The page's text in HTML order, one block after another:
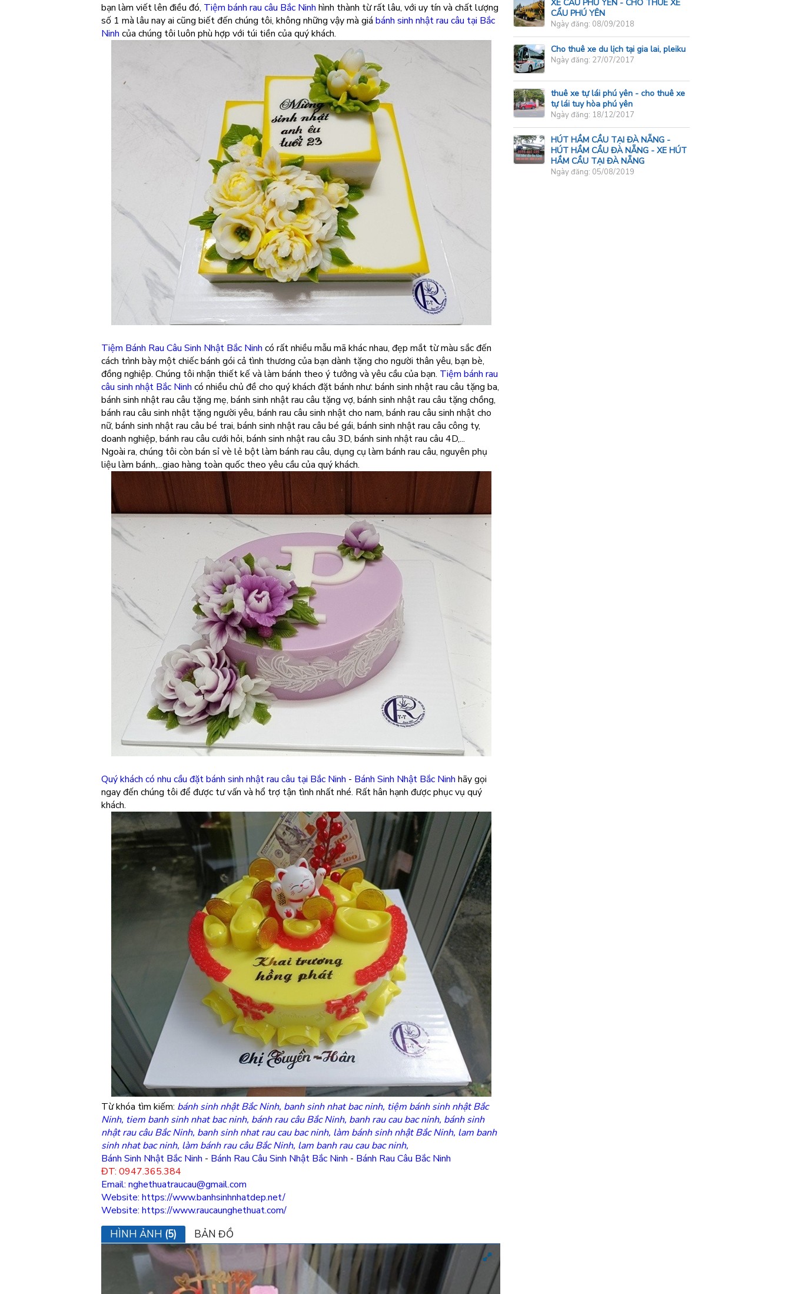
bạn làm viết lên điều đó, Tiệm bánh rau câu Bắc Ninh hình thành từ rất lâu, với uy tín và chất lượng
số 1 mà lâu nay ai cũng biết đến chúng tôi, không những vậy mà giá bánh sinh nhật rau câu tại Bắc
Ninh của chúng tôi luôn phù hợp với túi tiền của quý khách.
Tiệm Bánh Rau Câu Sinh Nhật Bắc Ninh có rất nhiều mẫu mã khác nhau, đẹp mắt từ màu sắc đến
cách trình bày một chiếc bánh gói cả tình thương của bạn dành tặng cho người thân yêu, bạn bè,
đồng nghiệp. Chúng tôi nhận thiết kế và làm bánh theo ý tưởng và yêu cầu của bạn. Tiệm bánh rau
câu sinh nhật Bắc Ninh có nhiều chủ đề cho quý khách đặt bánh như: bánh sinh nhật rau câu tặng ba,
bánh sinh nhật rau câu tặng mẹ, bánh sinh nhật rau câu tặng vợ, bánh sinh nhật rau câu tặng chồng,
bánh rau câu sinh nhật tặng người yêu, bánh rau câu sinh nhật cho nam, bánh rau câu sinh nhật cho
nữ, bánh sinh nhật rau câu bé trai, bánh sinh nhật rau câu bé gái, bánh sinh nhật rau câu công ty,
doanh nghiệp, bánh rau câu cưới hỏi, bánh sinh nhật rau câu 3D, bánh sinh nhật rau câu 4D,...
Ngoài ra, chúng tôi còn bán sỉ vè lẻ bột làm bánh rau câu, dụng cụ làm bánh rau câu, nguyên phụ
liệu làm bánh,...giao hàng toàn quốc theo yêu cầu của quý khách.
Quý khách có nhu cầu đặt bánh sinh nhật rau câu tại Bắc Ninh - Bánh Sinh Nhật Bắc Ninh hãy gọi
ngay đến chúng tôi để được tư vấn và hổ trợ tận tình nhất nhé. Rất hân hạnh được phục vụ quý
khách.
Từ khóa tìm kiếm: bánh sinh nhật Bắc Ninh, banh sinh nhat bac ninh, tiệm bánh sinh nhật Bắc
Ninh, tiem banh sinh nhat bac ninh, bánh rau câu Bắc Ninh, banh rau cau bac ninh, bánh sinh
nhật rau câu Bắc Ninh, banh sinh nhat rau cau bac ninh, làm bánh sinh nhật Bắc Ninh, lam banh
sinh nhat bac ninh, làm bánh rau câu Bắc Ninh, lam banh rau cau bac ninh,
Bánh Sinh Nhật Bắc Ninh - Bánh Rau Câu Sinh Nhật Bắc Ninh - Bánh Rau Câu Bắc Ninh
ĐT: 0947.365.384
Email: nghethuatraucau@gmail.com
Website: https://www.banhsinhnhatdep.net/
Website: https://www.raucaunghethuat.com/
HÌNH ẢNH (5) BẢN ĐỒ
XE CẨU PHÚ YÊN - CHO THUÊ XE
CẨU PHÚ YÊN
Ngày đăng: 08/09/2018
Cho thuê xe du lịch tại gia lai, pleiku
Ngày đăng: 27/07/2017
thuê xe tự lái phú yên - cho thuê xe
tự lái tuy hòa phú yên
Ngày đăng: 18/12/2017
HÚT HẦM CẦU TẠI ĐÀ NẴNG -
HÚT HẦM CẦU ĐÀ NẴNG - XE HÚT
HẦM CẦU TẠI ĐÀ NẴNG
Ngày đăng: 05/08/2019